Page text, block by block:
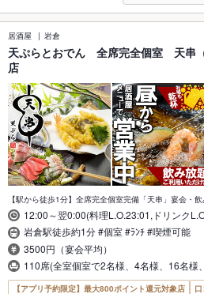
居酒屋 岩倉
天ぷらとおでん 全席完全個室 天串
店
【駅から徒歩1分】全席完全個室完備「天串」宴会・
12:00～翌0:00(料理L.O.23:01,ドリンク
岩倉駅徒歩約1分 #個室 #ﾗﾝﾁ #喫煙可能
3500円（宴会平均）
110席(全室個室で2名様、4名様、16名様
【アプリ予約限定】最大800ポイント還元対象店